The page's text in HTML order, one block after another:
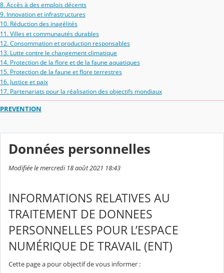
8. Accès à des emplois décents
9. Innovation et infrastructures
10. Réduction des inagélités
11. Villes et communautés durables
12. Consommation et production responsables
13. Lutte contre le changement climatique
14. Protection de la flore et de la faune aquatiques
15. Protection de la faune et flore terrestres
16. Justice et paix
17. Partenariats pour la réalisation des objectifs mondiaux
PREVENTION
Données personnelles
Modifiée le mercredi 18 août 2021 18:43
INFORMATIONS RELATIVES AU
TRAITEMENT DE DONNEES
PERSONNELLES POUR L’ESPACE
NUMÉRIQUE DE TRAVAIL (ENT)
Cette page a pour objectif de vous informer :